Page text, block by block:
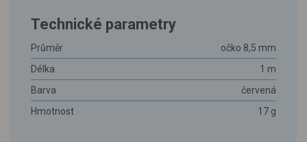
Technické parametry
Průměr
očko 8,5 mm
Délka
1 m
Barva
červená
Hmotnost
17 g